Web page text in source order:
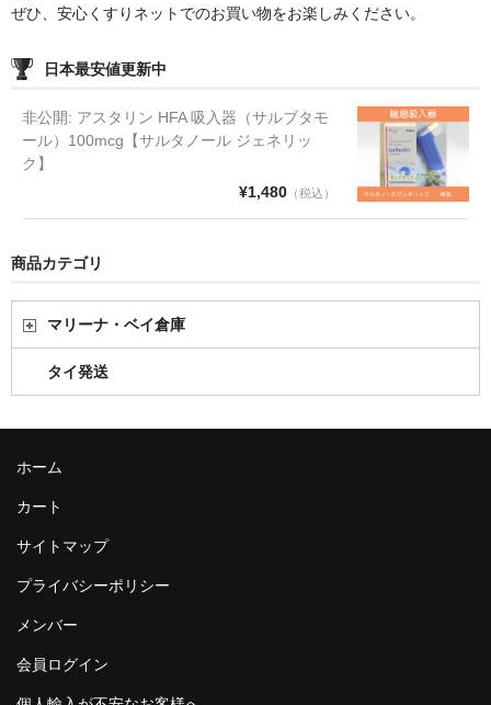
ぜひ、安心くすりネットでのお買い物をお楽しみください。
日本最安値更新中
非公開: アスタリン HFA 吸入器（サルブタモ
ール）100mcg【サルタノール ジェネリッ
ク】
¥1,480（税込）
商品カテゴリ
マリーナ・ベイ倉庫
タイ発送
ホーム
カート
サイトマップ
プライバシーポリシー
メンバー
会員ログイン